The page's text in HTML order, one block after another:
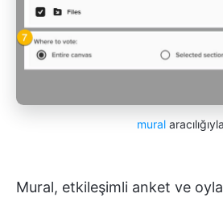
muralaracılığıyla
Mural, etkileşimli anket ve